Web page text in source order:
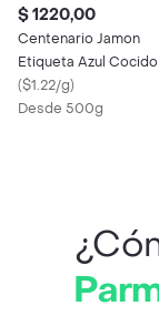
$ 1220,00
Centenario Jamon
Etiqueta Azul Cocido
($1.22/g)
Desde 500g